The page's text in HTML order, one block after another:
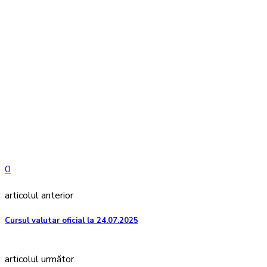
0
articolul anterior
Cursul valutar oficial la 24.07.2025
articolul următor